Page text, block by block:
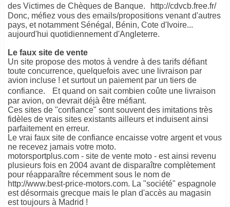
des Victimes de Chèques de Banque. http://cdvcb.free.fr/
Donc, méfiez vous des emails/propositions venant d'autres
pays, et notamment Sénégal, Bénin, Cote d'Ivoire...
aujourd'hui quotidiennement d'Angleterre.
Le faux site de vente
Un site propose des motos à vendre à des tarifs défiant
toute concurrence, quelquefois avec une livraison par
avion incluse ! et surtout un paiement par un tiers de
confiance. Et quand on sait combien coûte une livraison
par avion, on devrait déjà être méfiant.
Ces sites de "confiance" sont souvent des imitations très
fidèles de vrais sites existants ailleurs et induisent ainsi
parfaitement en erreur.
Le vrai faux site de confiance encaisse votre argent et vous
ne recevez jamais votre moto.
motorsportplus.com - site de vente moto - est ainsi revenu
plusieurs fois en 2004 avant de disparaître complètement
pour réapparaître récemment sous le nom de
http://www.best-price-motors.com. La "société" espagnole
est désormais grecque mais le plan d'accès au magasin
est toujours à Madrid !